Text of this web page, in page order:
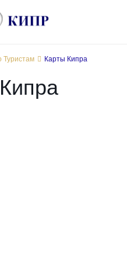
Туристам Карты Кипра